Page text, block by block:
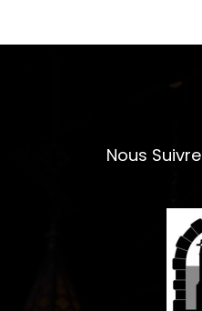
Nous Suivre